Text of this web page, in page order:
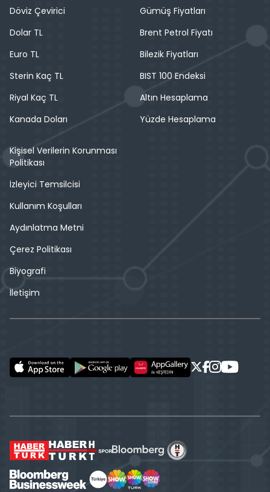
Döviz Çevirici
Dolar TL
Euro TL
Sterin Kaç TL
Riyal Kaç TL
Kanada Doları
Gümüş Fiyatları
Brent Petrol Fiyatı
Bilezik Fiyatları
BIST 100 Endeksi
Altın Hesaplama
Yüzde Hesaplama
Kişisel Verilerin Korunması
Politikası
İzleyici Temsilcisi
Kullanım Koşulları
Aydınlatma Metni
Çerez Politikası
Biyografi
İletişim